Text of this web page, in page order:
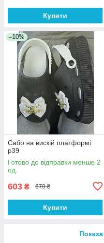
Купити
–10%
Сабо на вискій платформі
р39
Готово до відправки менше 2
од.
603 ₴ 670 ₴
Купити